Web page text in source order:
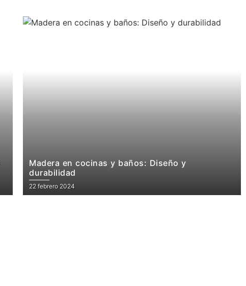
Madera en cocinas y baños: Diseño y
durabilidad
22 febrero 2024